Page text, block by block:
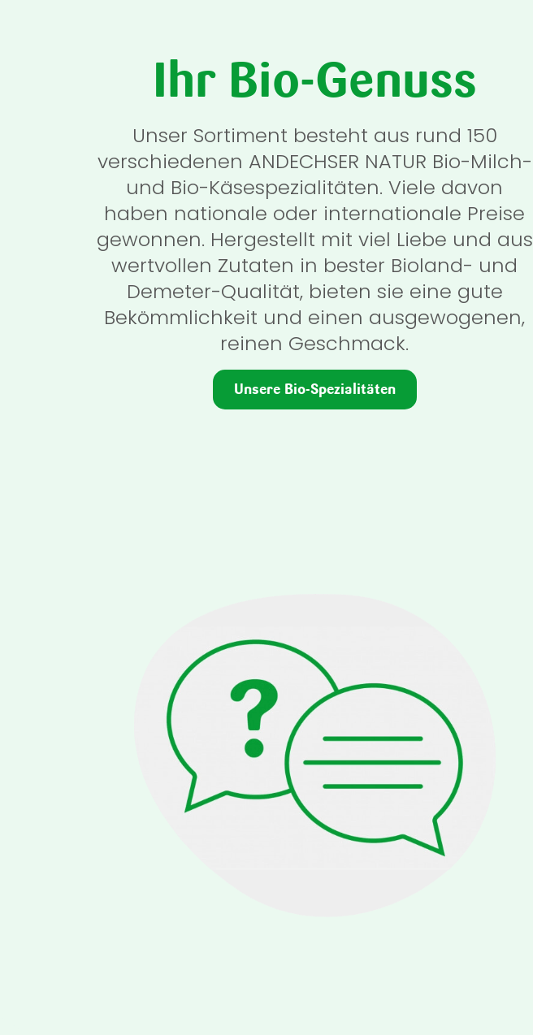
Ihr Bio-Genuss
Unser Sortiment besteht aus rund 150
verschiedenen ANDECHSER NATUR Bio-Milch-
und Bio-Käsespezialitäten. Viele davon
haben nationale oder internationale Preise
gewonnen. Hergestellt mit viel Liebe und aus
wertvollen Zutaten in bester Bioland- und
Demeter-Qualität, bieten sie eine gute
Bekömmlichkeit und einen ausgewogenen,
reinen Geschmack.
Unsere Bio-Spezialitäten